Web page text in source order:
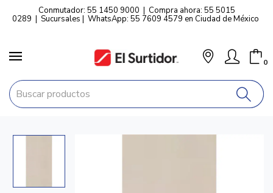
Conmutador: 55 1450 9000 | Compra ahora: 55 5015
0289 | Sucursales | WhatsApp: 55 7609 4579 en Ciudad de México
0